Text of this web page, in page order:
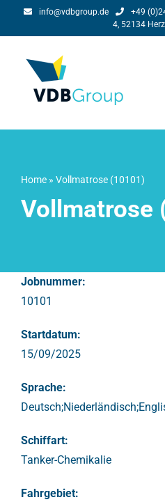
info@vdbgroup.de +49
4, 52134
Home» Vollmatrose (10101)
Vollmatrose
Jobnummer:
10101
Startdatum:
15/09/2025
Sprache:
Schiffart:
Tanker-Chemikalie
Fahrgebiet: